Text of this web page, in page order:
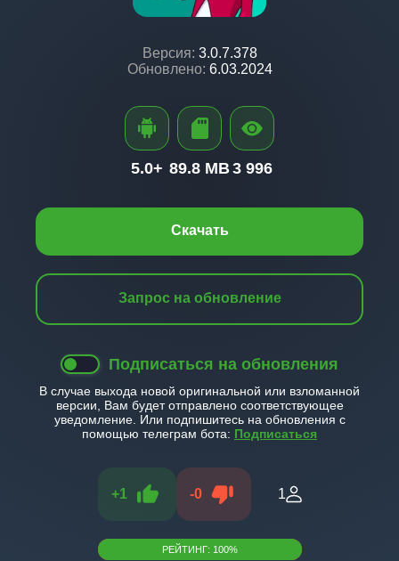
Версия: 3.0.7.378
Обновлено: 6.03.2024
Скачать
Запрос на обновление
Подписаться на обновления
В случае выхода новой оригинальной или взломанной
версии, Вам будет отправлено соответствующее
уведомление. Или подпишитесь на обновления с
помощью телеграм бота: Подписаться
+1 -0 1
РЕЙТИНГ: 100%
5.0+ 89.8 MB3 996